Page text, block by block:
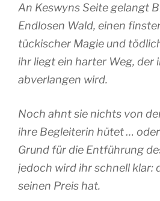
An Keswyns Seite gelangt
Endlosen Wald, einen
tückischer Magie und
ihr liegt ein harter Weg, der
abverlangen wird.
Noch ahnt sie nichts von
ihre Begleiterin hütet …
Grund für die Entführung
jedoch wird ihr schnell klar:
seinen Preis hat.